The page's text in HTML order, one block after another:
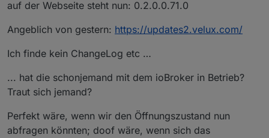
auf der Webseite steht nun: 0.2.0.0.71.0
Angeblich von gestern: https://updates2.velux.com/
Ich finde kein ChangeLog etc …
... hat die schonjemand mit dem ioBroker in Betrieb?
Traut sich jemand?
Perfekt wäre, wenn wir den Öffnungszustand nun
abfragen könnten; doof wäre, wenn sich das